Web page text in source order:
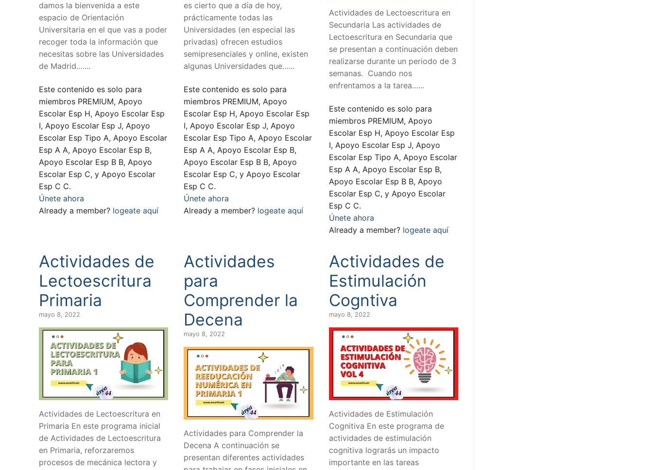
damos la bienvenida a este
espacio de Orientación
Universitaria en el que vas a poder
recoger toda la información que
necesitas sobre las Universidades
de Madrid…....
Este contenido es solo para
miembros PREMIUM, Apoyo
Escolar Esp H, Apoyo Escolar Esp
I, Apoyo Escolar Esp J, Apoyo
Escolar Esp Tipo A, Apoyo Escolar
Esp A A, Apoyo Escolar Esp B,
Apoyo Escolar Esp B B, Apoyo
Escolar Esp C, y Apoyo Escolar
Esp C C.
Únete ahora
Already a member? logeate aquí
es cierto que a día de hoy,
prácticamente todas las
Universidades (en especial las
privadas) ofrecen estudios
semipresenciales y online, existen
algunas Universidades que…...
Este contenido es solo para
miembros PREMIUM, Apoyo
Escolar Esp H, Apoyo Escolar Esp
I, Apoyo Escolar Esp J, Apoyo
Escolar Esp Tipo A, Apoyo Escolar
Esp A A, Apoyo Escolar Esp B,
Apoyo Escolar Esp B B, Apoyo
Escolar Esp C, y Apoyo Escolar
Esp C C.
Únete ahora
Already a member? logeate aquí
Actividades de Lectoescritura en
Secundaria Las actividades de
Lectoescritura en Secundaria que
se presentan a continuación deben
realizarse durante un periodo de 3
semanas. Cuando nos
enfrentamos a la tarea…...
Este contenido es solo para
miembros PREMIUM, Apoyo
Escolar Esp H, Apoyo Escolar Esp
I, Apoyo Escolar Esp J, Apoyo
Escolar Esp Tipo A, Apoyo Escolar
Esp A A, Apoyo Escolar Esp B,
Apoyo Escolar Esp B B, Apoyo
Escolar Esp C, y Apoyo Escolar
Esp C C.
Únete ahora
Already a member? logeate aquí
Actividades de
Lectoescritura
Primaria
mayo 8, 2022
Actividades de Lectoescritura en
Primaria En este programa inicial
de Actividades de Lectoescritura
en Primaria, reforzaremos
procesos de mecánica lectora y
Actividades
para
Comprender la
Decena
mayo 8, 2022
Actividades para Comprender la
Decena A continuación se
presentan diferentes actividades
Actividades de
Estimulación
Cogntiva
mayo 8, 2022
Actividades de Estimulación
Cognitiva En este programa de
actividades de estimulación
cognitiva lograrás un impacto
importante en las tareas